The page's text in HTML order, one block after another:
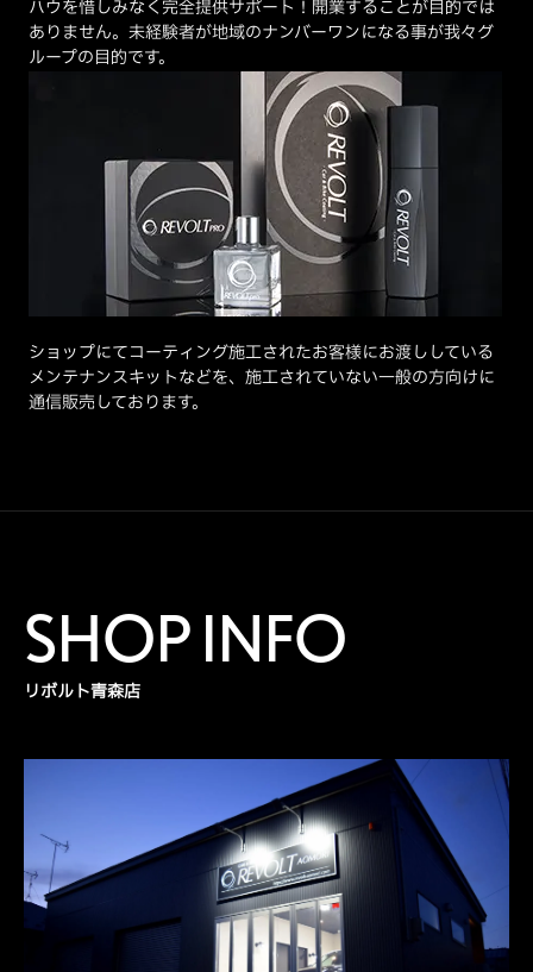
ハウを惜しみなく完全提供サポート！開業することが目的では
ありません。未経験者が地域のナンバーワンになる事が我々グ
ループの目的です。
ショップにてコーティング施工されたお客様にお渡ししている
メンテナンスキットなどを、施工されていない一般の方向けに
通信販売しております。
SHOP INFO
リボルト青森店